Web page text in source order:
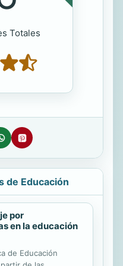
Totales
de Educación
por
en la educación
de Educación